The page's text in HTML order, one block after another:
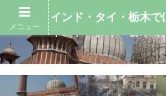
メニュー
インド・タイ・栃木で